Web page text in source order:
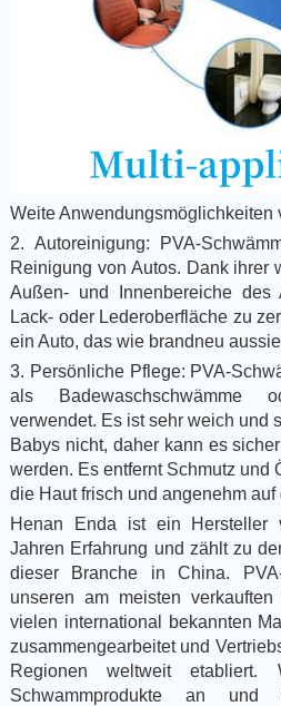
Weite Anwendungsmöglichkeiten
2. Autoreinigung: PVA-
Reinigung von Autos. Dank ihrer
Außen- und Innenbereiche
Lack- oder Lederoberfläche zu
ein Auto, das wie brandneu
3. Persönliche Pflege: PVA-
als Badewaschschwämme
verwendet. Es ist sehr weich und
Babys nicht, daher kann es
werden. Es entfernt Schmutz und
die Haut frisch und angenehm auf
Henan Enda ist ein Hersteller
Jahren Erfahrung und zählt zu
dieser Branche in China.
unseren am meisten
vielen international bekannten
zusammengearbeitet und
Regionen weltweit etabliert.
Schwammprodukte an und